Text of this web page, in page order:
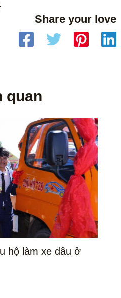
Share your love
quan
hộ làm xe dâu ở